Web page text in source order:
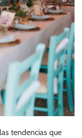
tendencias que